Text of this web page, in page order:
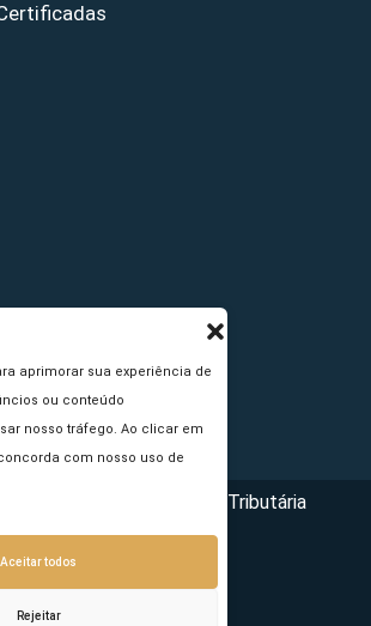
aprimorar sua experiência de
ou conteúdo
nosso tráfego. Ao clicar em
com nosso uso de
Aceitar todos
Rejeitar
2026 - Portal da Reforma Tributária